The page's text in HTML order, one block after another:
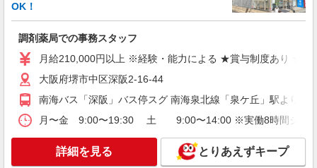
OK！
調剤薬局での事務スタッフ
月給210,000円以上 ※経験・能力による ★賞与制度あり ★昇
大阪府堺市中区深阪2-16-44
南海バス「深阪」バス停スグ 南海泉北線「泉ケ丘」駅より自
月〜金 9:00〜19:30 土 9:00〜14:00 ※実働8時間シフト
詳細を見る とりあえずキープ